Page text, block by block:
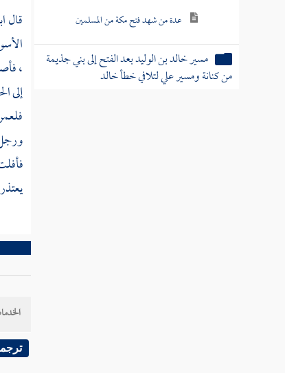
عدة من شهد فتح مكة من المسلمين
مسير خالد بن الوليد بعد الفتح إلى بني جذيمة
من كنانة ومسير علي لتلافي خطأ خالد
قال
،
إلى